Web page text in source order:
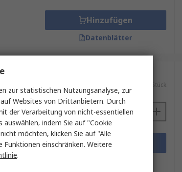
Hinzufügen
Datenblätter
H. 15.7
55 g
1.181,52 €/Stück
Menge
Hinzufügen
zur statistischen Nutzungsanalyse, zur
Websites von Drittanbietern. Durch
der Verarbeitung von nicht-essentiellen
auswählen, indem Sie auf "Cookie
möchten, klicken Sie auf "Alle
einschränken. Weitere
.